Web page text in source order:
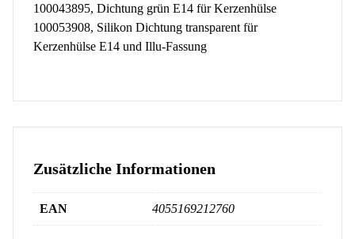
100043895, Dichtung grün E14 für Kerzenhülse
100053908, Silikon Dichtung transparent für
Kerzenhülse E14 und Illu-Fassung
Zusätzliche Informationen
EAN 4055169212760